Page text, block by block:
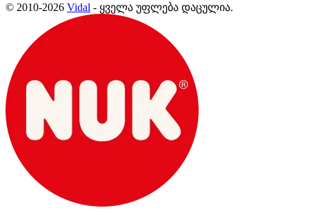
© 2010-2026 Vidal - ყველა უფლება დაცულია.